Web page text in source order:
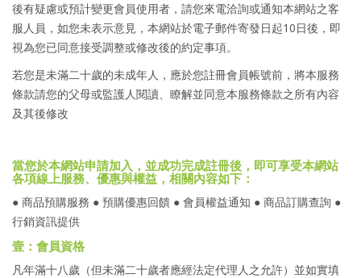
後有疑慮或預計變更會員使用者，請您來電洽詢或通知本網站之客
服人員，如您未表示意見，本網站於電子郵件寄發日起10日後，即
視為您已同意接受調整或修改後的約定事項。
若您是未滿二十歲的未成年人，應於您註冊會員帳號前，將本服務
條款請您的父母或監護人閱讀、瞭解並同意本服務條款之所有內容
及其後修改
當您於本網站申請加入，並成功完成註冊後，即可享受本網站
各項線上服務、優惠與權益，相關內容如下：
● 商品預購服務 ● 預購優惠回饋 ● 會員權益通知 ● 商品訂購查詢 ●
行銷資訊提供
壹：會員資格
凡年滿十八歲（但未滿二十歲者應經法定代理人之允許）並如實填